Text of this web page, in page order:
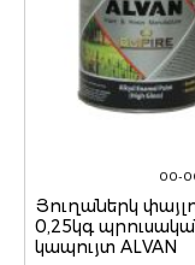
00-
Յուղաներկ
0,25կգ
կապույտ ALVAN